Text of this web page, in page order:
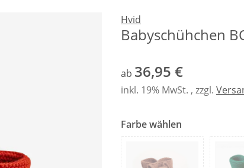
Hvid
Babyschühchen
ab 36,95 €
inkl. 19% MwSt. , zzgl.
Farbe wählen